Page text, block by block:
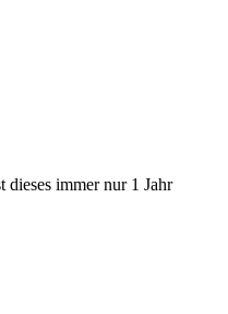
immer nur 1 Jahr